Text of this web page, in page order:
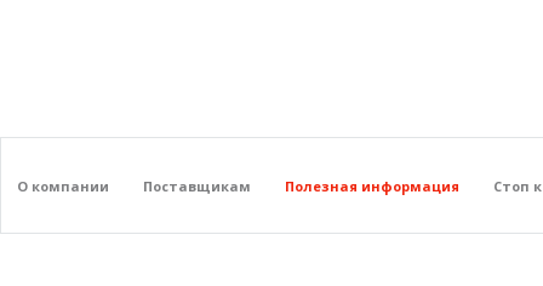
О компании Поставщикам Полезная информация Стоп